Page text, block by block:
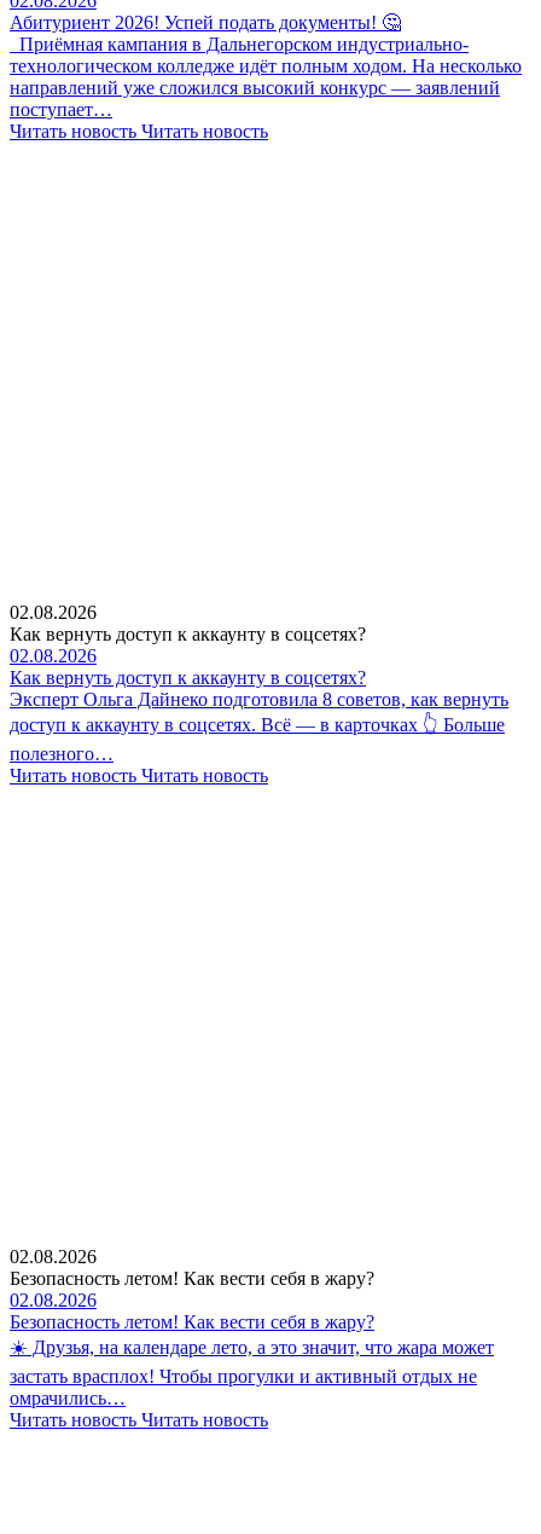
Абитуриент 2026! Успей подать документы! 🤔
Приёмная кампания в Дальнегорском индустриально-
технологическом колледже идёт полным ходом. На несколько
направлений уже сложился высокий конкурс — заявлений
поступает…
Читать новость Читать новость
02.08.2026
Как вернуть доступ к аккаунту в соцсетях?
02.08.2026
Как вернуть доступ к аккаунту в соцсетях?
Эксперт Ольга Дайнеко подготовила 8 советов, как вернуть
доступ к аккаунту в соцсетях. Всё — в карточках 👆 Больше
полезного…
Читать новость Читать новость
02.08.2026
Безопасность летом! Как вести себя в жару?
02.08.2026
Безопасность летом! Как вести себя в жару?
☀️ Друзья, на календаре лето, а это значит, что жара может
застать врасплох! Чтобы прогулки и активный отдых не
омрачились…
Читать новость Читать новость